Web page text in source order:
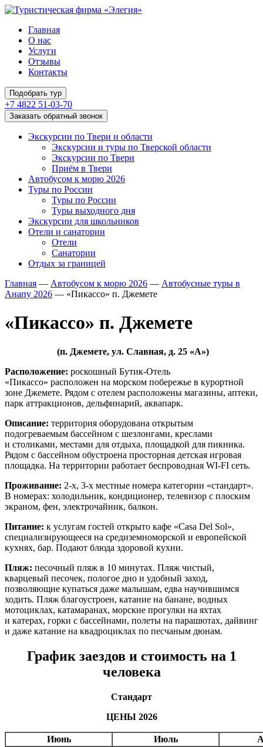
Главная
О нас
Услуги
Отзывы
Контакты
Подобрать тур
+7 4822 51-03-70
Заказать обратный звонок
Экскурсии по Твери и области
Экскурсии и туры по Тверской области
Экскурсии по Твери
Приём в Твери
Автобусом к морю 2026
Туры по России
Туры по России
Туры выходного дня
Экскурсии для школьников
Отели и санатории
Отели
Санатории
Отдых за границей
Главная — Автобусом к морю 2026 — Автобусные туры в
Анапу 2026 — «Пикассо» п. Джемете
«Пикассо» п. Джемете
(п. Джемете, ул. Славная, д. 25 «А»)
Расположение: роскошный Бутик-Отель
«Пикассо» расположен на морском побережье в курортной
зоне Джемете. Рядом с отелем расположены магазины, аптеки,
парк аттракционов, дельфинарий, аквапарк.
Описание: территория оборудована открытым
подогреваемым бассейном с шезлонгами, креслами
и столиками, местами для отдыха, площадкой для пикника.
Рядом с бассейном обустроена просторная детская игровая
площадка. На территории работает беспроводная WI-FI сеть.
Проживание: 2-х, 3-х местные номера категории «стандарт».
В номерах: холодильник, кондиционер, телевизор с плоским
экраном, фен, электрочайник, балкон.
Питание: к услугам гостей открыто кафе «Casa Del Sol»,
специализирующееся на средиземноморской и европейской
кухнях, бар. Подают блюда здоровой кухни.
Пляж: песочный пляж в 10 минутах. Пляж чистый,
кварцевый песочек, пологое дно и удобный заход,
позволяющие купаться даже малышам, едва научившимся
ходить. Пляж благоустроен, катание на банане, водных
мотоциклах, катамаранах, морские прогулки на яхтах
и катерах, горки с бассейнами, полеты на парашютах, дайвинг
и даже катание на квадроциклах по песчаным дюнам.
График заездов и стоимость на 1
человека
Стандарт
ЦЕНЫ 2026
Июнь Июль